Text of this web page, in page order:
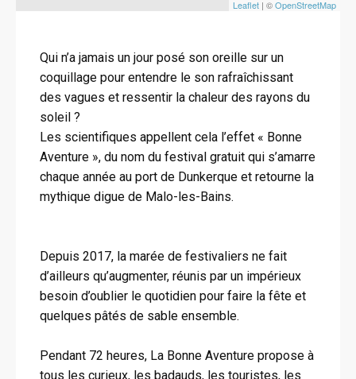
Leaflet | ©OpenStreetMap
Qui n’a jamais un jour posé son oreille sur un
coquillage pour entendre le son rafraîchissant
des vagues et ressentir la chaleur des rayons du
soleil ?
Les scientifiques appellent cela l’effet « Bonne
Aventure », du nom du festival gratuit qui s’amarre
chaque année au port de Dunkerque et retourne la
mythique digue de Malo-les-Bains.
Depuis 2017, la marée de festivaliers ne fait
d’ailleurs qu’augmenter, réunis par un impérieux
besoin d’oublier le quotidien pour faire la fête et
quelques pâtés de sable ensemble.
Pendant 72 heures, La Bonne Aventure propose à
tous les curieux, les badauds, les touristes, les